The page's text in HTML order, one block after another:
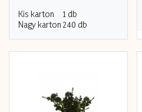
Kis karton
1 db
Nagy karton 240 db